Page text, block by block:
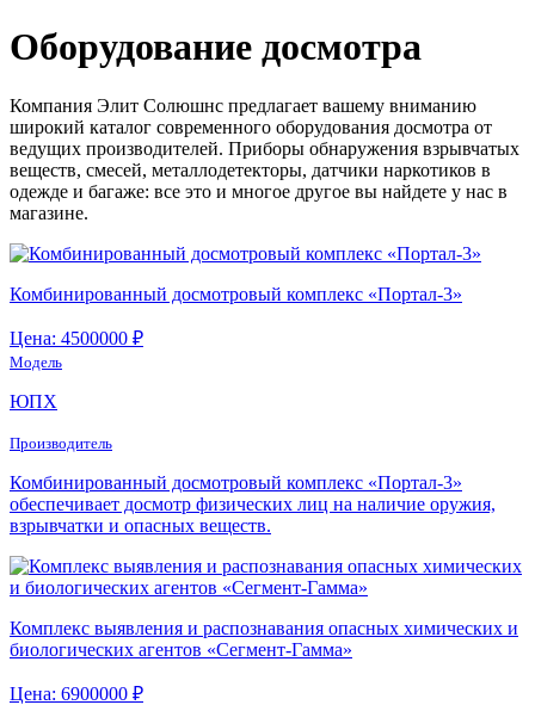
Оборудование досмотра
Компания Элит Солюшнс предлагает вашему вниманию
широкий каталог современного оборудования досмотра от
ведущих производителей. Приборы обнаружения взрывчатых
веществ, смесей, металлодетекторы, датчики наркотиков в
одежде и багаже: все это и многое другое вы найдете у нас в
магазине.
Комбинированный досмотровый комплекс «Портал-3»
Цена: 4500000 ₽
Модель
ЮПХ
Производитель
Комбинированный досмотровый комплекс «Портал-3»
обеспечивает досмотр физических лиц на наличие оружия,
взрывчатки и опасных веществ.
Комплекс выявления и распознавания опасных химических и
биологических агентов «Сегмент-Гамма»
Цена: 6900000 ₽